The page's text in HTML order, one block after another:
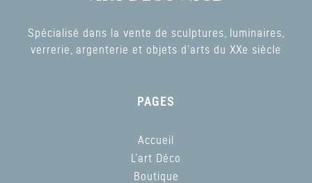
Spécialisé dans la vente de sculptures, luminaires,
verrerie, argenterie et objets d’arts du XXe siècle
PAGES
Accueil
L’art Déco
Boutique